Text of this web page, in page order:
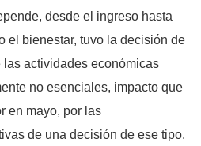
desde el ingreso hasta
el bienestar, tuvo la decisión de
actividades económicas
no esenciales, impacto que
en mayo, por las
de una decisión de ese tipo.